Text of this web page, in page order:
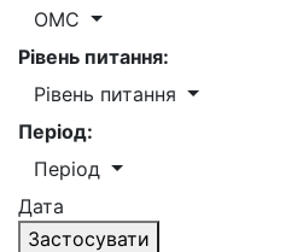
ОМС
Рівень питання:
Рівень питання
Період:
Період
Дата
Застосувати